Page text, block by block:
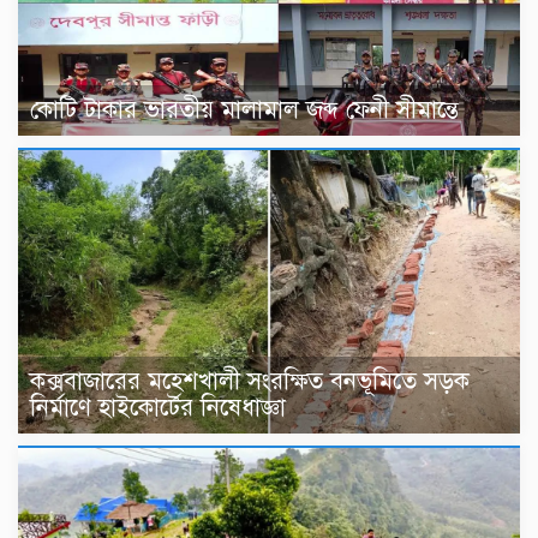
কোটি টাকার ভারতীয় মালামাল জব্দ ফেনী সীমান্তে
কক্সবাজারের মহেশখালী সংরক্ষিত বনভূমিতে সড়ক
নির্মাণে হাইকোর্টের নিষেধাজ্ঞা